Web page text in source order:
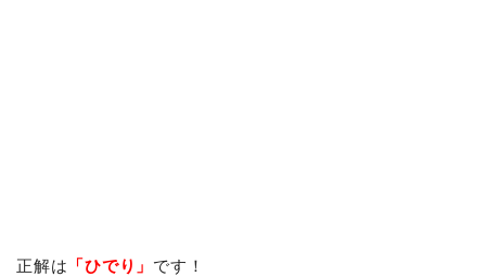
正解は 「ひでり」 です！